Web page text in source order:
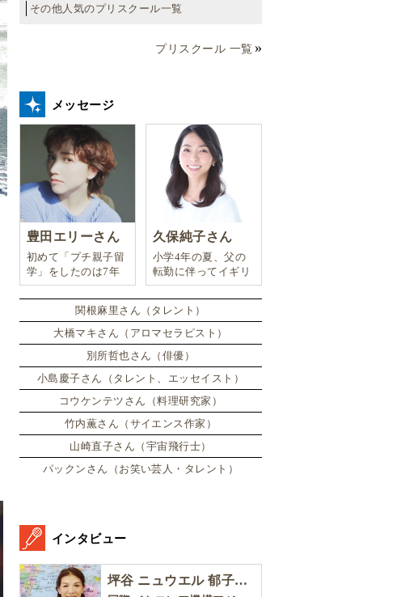
育みます
その他人気のプリスクール一覧
プリスクール 一覧
メッセージ
豊田エリーさん
初めて「プチ親子留
学」をしたのは7年
前。娘は2週間ロン
ドンのサマースクー
ルに通い、英語劇に
挑戦したり、
久保純子さん
小学4年の夏、父の
転勤に伴ってイギリ
スに引っ越した。
関根麻里さん（タレント）
大橋マキさん（アロマセラピスト）
別所哲也さん（俳優）
小島慶子さん（タレント、エッセイスト）
コウケンテツさん（料理研究家）
竹内薫さん（サイエンス作家）
山崎直子さん（宇宙飛行士）
パックンさん（お笑い芸人・タレント）
インタビュー
坪谷 ニュウエル 郁子さん［後編］